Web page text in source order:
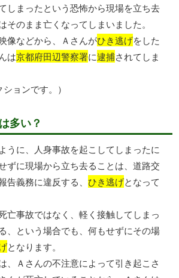
しまったという恐怖から現場を立ち去
そのまま亡くなってしまいました。
像などから、Ａさんがひき逃げをした
は京都府田辺警察署に逮捕されてしま
ョンです。）
多い？
うに、人身事故を起こしてしまったに
ずに現場から立ち去ることは、道路交
告義務に違反する、ひき逃げとなって
亡事故ではなく、軽く接触してしまっ
、という場合でも、何もせずにその場
となります。
、Ａさんの不注意によって引き起こさ